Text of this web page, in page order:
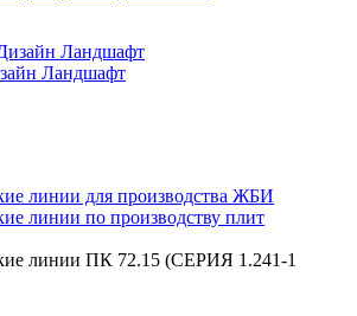
Ландшафт
линии для производства ЖБИ
линии по производству плит
линии ПК 72.15 (СЕРИЯ 1.241-1